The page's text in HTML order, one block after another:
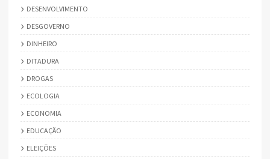
DESENVOLVIMENTO
DESGOVERNO
DINHEIRO
DITADURA
DROGAS
ECOLOGIA
ECONOMIA
EDUCAÇÃO
ELEIÇÕES